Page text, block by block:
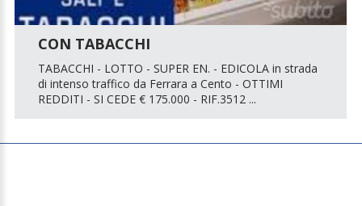
CON TABACCHI
TABACCHI - LOTTO - SUPER EN. - EDICOLA in strada
di intenso traffico da Ferrara a Cento - OTTIMI
REDDITI - SI CEDE € 175.000 - RIF.3512 ...